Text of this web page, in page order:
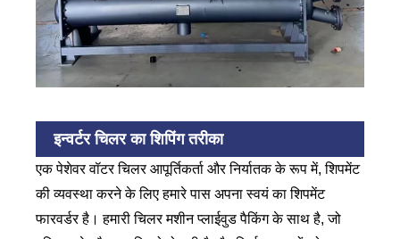
इन्वर्टर चिलर का शिपिंग तरीका
एक पेशेवर वॉटर चिलर आपूर्तिकर्ता और निर्यातक के रूप में, शिपमेंट
की व्यवस्था करने के लिए हमारे पास अपना स्वयं का शिपमेंट
फारवर्डर है। हमारी चिलर मशीन प्लाईवुड पैकिंग के साथ है, जो